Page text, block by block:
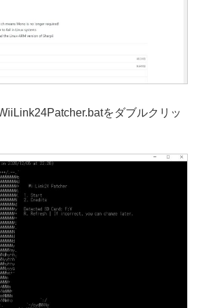
をダブルクリッ